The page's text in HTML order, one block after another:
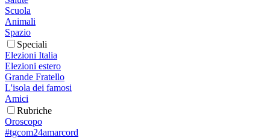
Scuola
Animali
Spazio
Speciali
Elezioni Italia
Elezioni estero
Grande Fratello
L'isola dei famosi
Amici
Rubriche
Oroscopo
#tgcom24amarcord